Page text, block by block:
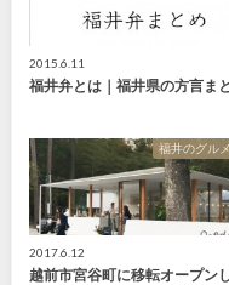
2015.6.11
福井弁とは｜福井県の方言ま
福井のグル
2017.6.12
越前市宮谷町に移転オープン